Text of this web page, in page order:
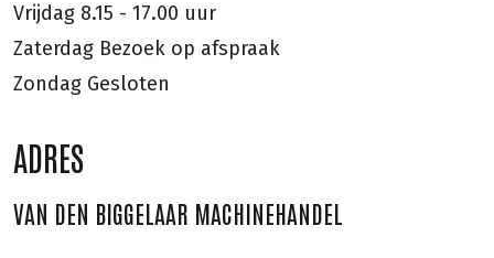
Vrijdag 8.15 - 17.00 uur
Zaterdag Bezoek op afspraak
Zondag Gesloten
ADRES
VAN DEN BIGGELAAR MACHINEHANDEL